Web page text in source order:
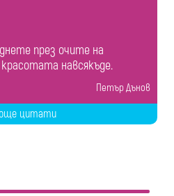
през очите на
навсякъде.
Петър Дънов
цитати